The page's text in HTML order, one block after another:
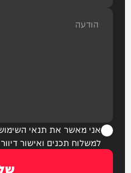
אני מאשר את תנאי
למשלוח תכנים ואישור